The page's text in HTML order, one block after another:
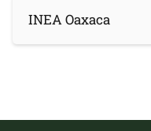
INEA Oaxaca